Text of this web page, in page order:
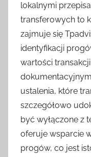
lokalnymi
transferowych to
zajmuje się
identyfikacji
wartości
ustalenia, które
szczegółowo
być wyłączone z
oferuje wsparcie
progów, co jest